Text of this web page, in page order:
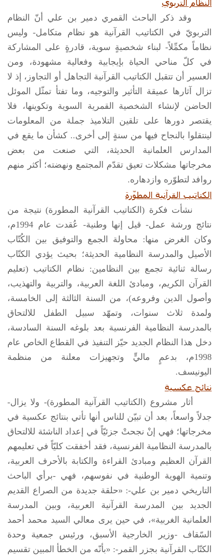
وقد ذكر الباحث القمري دمير بن علي أنّ النظام
التربويّ في الكتاتيب القرآنية هو نظام متكامل- وليس
نظاماً مكمِّلاً- لبناء شخصيةٍ سوية، قادرةٍ على المشاركة
في كلّ مناحي الحياة بإيجابية وفعالية مشهودة، ومن
العسير أن تتقبل الكتاتيب القرآنية التجاهل أو التجاوز، إذ لا
تزال آثارها عميقة التأثير والتوجيه، وما تفتأ تمثّل الموئل
الحاضن لإنشاء الشخصية القمرية السوية وتكوينها، فلا
يقتصر دورها على تلقين التلاميذ جملة من المعلومات
لينتقلوا بالنجاح فيها من سنةٍ إلى أخرى.. كشأن ما يقع في
المدارس العلمانية الحديثة، التي صنعت من بعض
مخرجاتها مشكلات تعيق تقدّم المجتمع ونهضته؛ أكثر منهم
روافد لتطوّره وازدهاره.
الكتاتيب القرآنية المطوّرة
نشأت فكرة (الكتاتيب القرآنية المطورة) نتيجة من
نتائج ورشة عمل- قيل إنها وطنية- عُقدت عام 1994م،
وكان الغرض منها: محاولة الجمع والتوفيق بين الكُتّاب
الأصيل والمدرسة النظامية الحديثة؛ بحيث يؤدي الكتّاب
رسالة ثنائية تجمع بين النظامين: نظام الكتاتيب (تعليم
القرآن الكريم، ومبادئ اللغة العربية، والتربية والتهذيب،
وأصول الدين وفروعه)، من السنة الثالثة إلى الخامسة،
ولمدة ثلاث سنوات، وتمهّد سبيل الطفل للالتحاق
بالمدرسة النظامية الفرنسية بعد بلوغه السنة السادسة،
دخل هذا النظام الجديد حيّز التنفيذ في القطاع الخاص عام
1998م، بدعمٍ ماليٍّ وتجهيزات معلنة من منظمة
اليونيسف.
نتائج عكسية
أثار مشروع (الكتاتيب القرآنية المطورة)- ولا يزال-
جدلاً واسعاً، بعد أن تبيّن للناس أنها تأتي بنتائج عكسية في
مخرجاتها؛ فهي إنْ نجحتْ جزئيّاً في إعداد الناشئة للالتحاق
بالمدرسة النظامية الفرنسية، فقد أخفقت كليّاً في تعليمهم
القرآن العظيم ومبادئ القراءة والكتابة بالأحرف العربية،
وتنمية الهوية الوطنية في نفوسهم، فهي -برأي الباحث
التاريخي دمير بن علي-: «حلقة جديدة من الصراع القديم
الجديد بين المدرسة القرآنية العربية، وبين المدرسة
العلمانية الغربية»، في حين يرى معالي السيد محمد أحمد
السّقاف -وزير الخارجية الأسبق، ورئيس جمعية وحدة
الكتّاب القرآنية بجزر القمر-: «بأنّه من الخطأ المبين تقسيم